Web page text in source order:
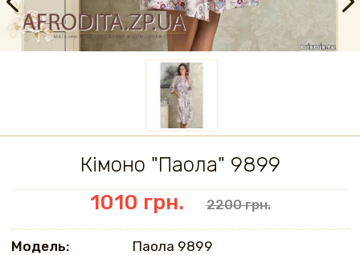
Кімоно "Паола" 9899
1010 грн.
2200 грн.
Модель: Паола 9899